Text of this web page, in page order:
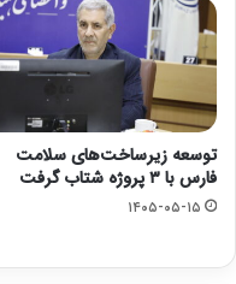
توسعه زیرساخت‌های سلامت
فارس با ۳ پروژه شتاب گرفت
۱۴۰۵-۰۵-۱۵